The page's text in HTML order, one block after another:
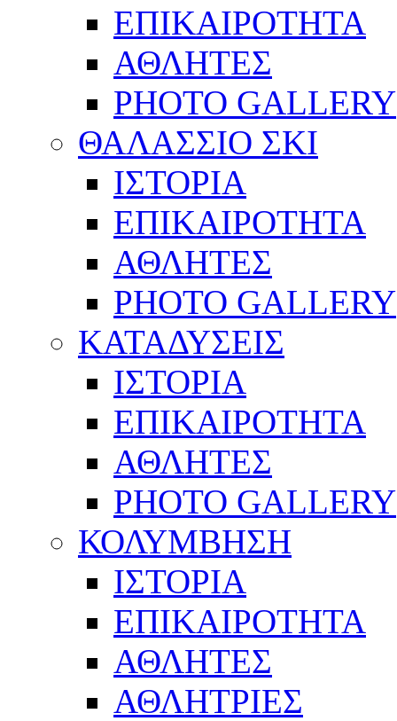
ΕΠΙΚΑΙΡΟΤΗΤΑ
ΑΘΛΗΤΕΣ
PHOTO GALLERY
ΘΑΛΑΣΣΙΟ ΣΚΙ
ΙΣΤΟΡΙΑ
ΕΠΙΚΑΙΡΟΤΗΤΑ
ΑΘΛΗΤΕΣ
PHOTO GALLERY
ΚΑΤΑΔΥΣΕΙΣ
ΙΣΤΟΡΙΑ
ΕΠΙΚΑΙΡΟΤΗΤΑ
ΑΘΛΗΤΕΣ
PHOTO GALLERY
ΚΟΛΥΜΒΗΣΗ
ΙΣΤΟΡΙΑ
ΕΠΙΚΑΙΡΟΤΗΤΑ
ΑΘΛΗΤΕΣ
ΑΘΛΗΤΡΙΕΣ